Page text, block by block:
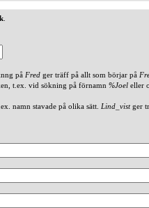
på Fred ger träff på allt som börjar på
t.ex. vid sökning på förnamn %Joel eller
namn stavade på olika sätt. Lind_vistger